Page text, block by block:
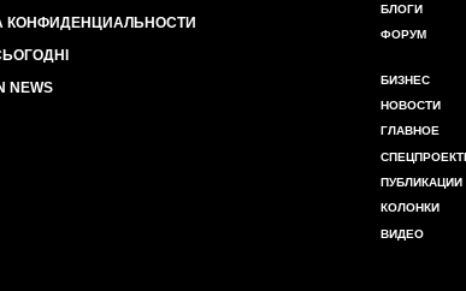
КОНФИДЕНЦИАЛЬНОСТИ
NEWS
БЛОГИ
ФОРУМ
БИЗНЕС
НОВОСТИ
ГЛАВНОЕ
ПУБЛИКАЦИИ
КОЛОНКИ
ВИДЕО